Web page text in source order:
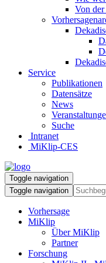
Von
Service
Publikationen
Datensätze
News
Suche
Intranet
MiKlip-CES
Toggle navigation
Toggle navigation
Vorhersage
MiKlip
Über MiKlip
Partner
Forschung